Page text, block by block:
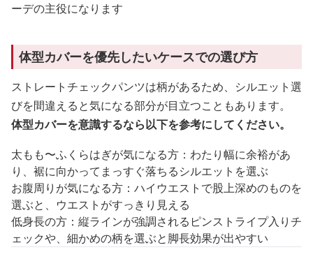
ーデの主役になります
体型カバーを優先したいケースでの選び方
ストレートチェックパンツは柄があるため、シルエット選
びを間違えると気になる部分が目立つこともあります。
体型カバーを意識するなら以下を参考にしてください。
太もも〜ふくらはぎが気になる方：わたり幅に余裕があ
り、裾に向かってまっすぐ落ちるシルエットを選ぶ
お腹周りが気になる方：ハイウエストで股上深めのものを
選ぶと、ウエストがすっきり見える
低身長の方：縦ラインが強調されるピンストライプ入りチ
ェックや、細かめの柄を選ぶと脚長効果が出やすい